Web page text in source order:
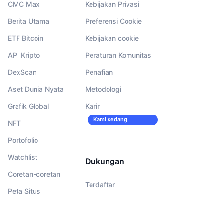
CMC Max
Berita Utama
ETF Bitcoin
API Kripto
DexScan
Aset Dunia Nyata
Grafik Global
NFT
Portofolio
Watchlist
Coretan-coretan
Peta Situs
Kebijakan Privasi
Preferensi Cookie
Kebijakan cookie
Peraturan Komunitas
Penafian
Metodologi
Karir
Kami sedang
Dukungan
Terdaftar